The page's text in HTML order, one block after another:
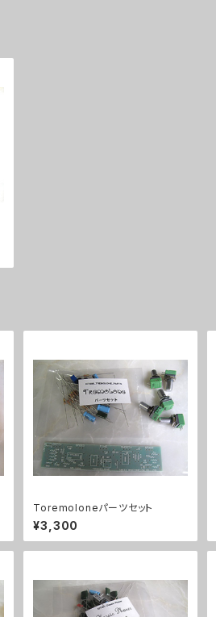
Toremoloneパーツセット
¥3,300